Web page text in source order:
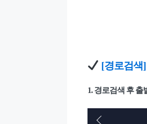
[경로검색
1. 경로검색 후